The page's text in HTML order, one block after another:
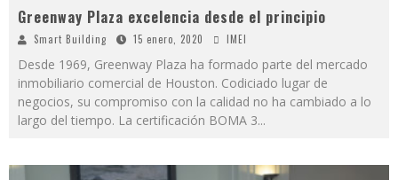
Greenway Plaza excelencia desde el principio
Smart Building 15 enero, 2020 IMEI
Desde 1969, Greenway Plaza ha formado parte del mercado
inmobiliario comercial de Houston. Codiciado lugar de
negocios, su compromiso con la calidad no ha cambiado a lo
largo del tiempo. La certificación BOMA 3...